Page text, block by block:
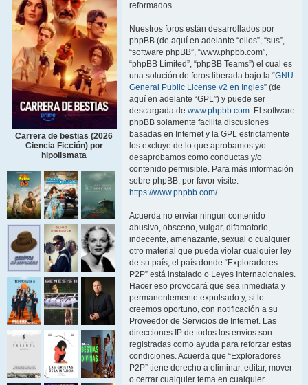
Carrera de bestias (2026
Ciencia Ficción) por
hipolismata
reformados.
Nuestros foros están desarrollados por
phpBB (de aquí en adelante “ellos”, “sus”,
“software phpBB”, “www.phpbb.com”,
“phpBB Limited”, “phpBB Teams”) el cual es
una solución de foros liberada bajo la “GNU
General Public License v2 en Ingles” (de
aquí en adelante “GPL”) y puede ser
descargada de www.phpbb.com. El software
phpBB solamente facilita discusiones
basadas en Internet y la GPL estrictamente
los excluye de lo que aprobamos y/o
desaprobamos como conductas y/o
contenido permisible. Para más información
sobre phpBB, por favor visite:
https://www.phpbb.com/.
Acuerda no enviar ningun contenido
abusivo, obsceno, vulgar, difamatorio,
indecente, amenazante, sexual o cualquier
otro material que pueda violar cualquier ley
de su país, el país donde “Exploradores
P2P” está instalado o Leyes Internacionales.
Hacer eso provocará que sea inmediata y
permanentemente expulsado y, si lo
creemos oportuno, con notificación a su
Proveedor de Servicios de Internet. Las
direcciones IP de todos los envíos son
registradas como ayuda para reforzar estas
condiciones. Acuerda que “Exploradores
P2P” tiene derecho a eliminar, editar, mover
o cerrar cualquier tema en cualquier